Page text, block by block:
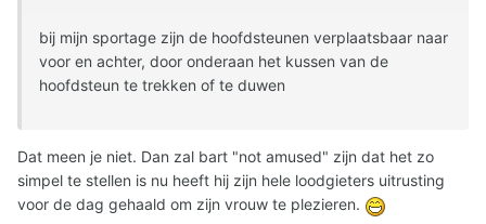
bij mijn sportage zijn de hoofdsteunen verplaatsbaar naar
voor en achter, door onderaan het kussen van de
hoofdsteun te trekken of te duwen
Dat meen je niet. Dan zal bart "not amused" zijn dat het zo
simpel te stellen is nu heeft hij zijn hele loodgieters uitrusting
voor de dag gehaald om zijn vrouw te plezieren.